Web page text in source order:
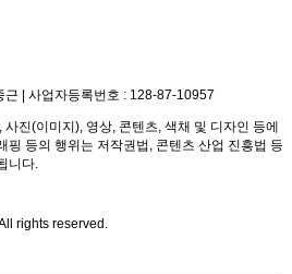
근 | 사업자등록번호 : 128-87-10957
진(이미지), 영상, 콘텐츠, 색채 및 디자인 등에
핑 등의 행위는 저작권법, 콘텐츠 산업 진흥법 등
니다.
All rights reserved.